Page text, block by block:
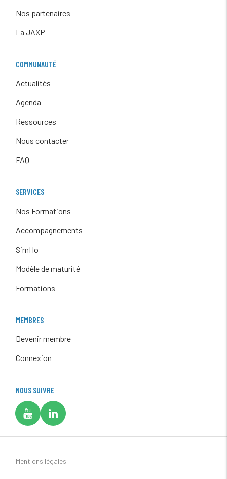
Nos partenaires
La JAXP
COMMUNAUTÉ
Actualités
Agenda
Ressources
Nous contacter
FAQ
SERVICES
Nos Formations
Accompagnements
SimHo
Modèle de maturité
Formations
MEMBRES
Devenir membre
Connexion
NOUS SUIVRE
Mentions légales